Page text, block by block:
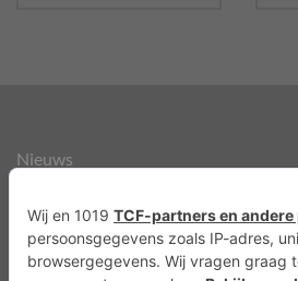
Nieuws
Over ons